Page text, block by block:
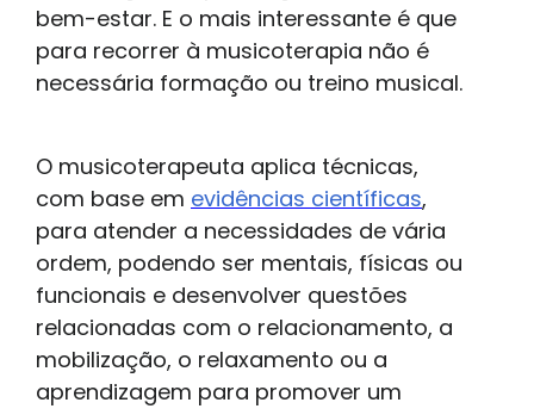
bem-estar. E o mais interessante é que
para recorrer à musicoterapia não é
necessária formação ou treino musical.
O musicoterapeuta aplica técnicas,
com base em evidências científicas,
para atender a necessidades de vária
ordem, podendo ser mentais, físicas ou
funcionais e desenvolver questões
relacionadas com o relacionamento, a
mobilização, o relaxamento ou a
aprendizagem para promover um